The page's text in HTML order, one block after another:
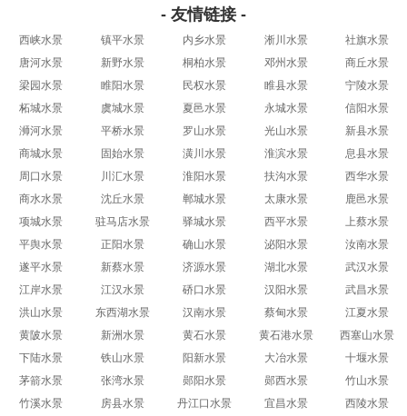
- 友情链接 -
西峡水景 镇平水景 内乡水景 淅川水景
社旗水景
唐河水景
新野水景 桐柏水景 邓州水景
商丘水景
梁园水景
睢阳水景 民权水景 睢县水景
宁陵水景
柘城水景
虞城水景 夏邑水景 永城水景
信阳水景
浉河水景
平桥水景 罗山水景 光山水景
新县水景
商城水景
固始水景 潢川水景 淮滨水景
息县水景
周口水景
川汇水景 淮阳水景 扶沟水景
西华水景
商水水景
沈丘水景 郸城水景 太康水景
鹿邑水景
项城水景
驻马店水景 驿城水景 西平水景
上蔡水景
平舆水景
正阳水景 确山水景 泌阳水景
汝南水景
遂平水景
新蔡水景 济源水景 湖北水景
武汉水景
江岸水景
江汉水景 硚口水景 汉阳水景
武昌水景
洪山水景
东西湖水景 汉南水景 蔡甸水景
江夏水景
黄陂水景
新洲水景 黄石水景 黄石港水景
西塞山水景
下陆水景
铁山水景 阳新水景 大冶水景
十堰水景
茅箭水景
张湾水景 郧阳水景 郧西水景
竹山水景
竹溪水景
房县水景 丹江口水景 宜昌水景
西陵水景